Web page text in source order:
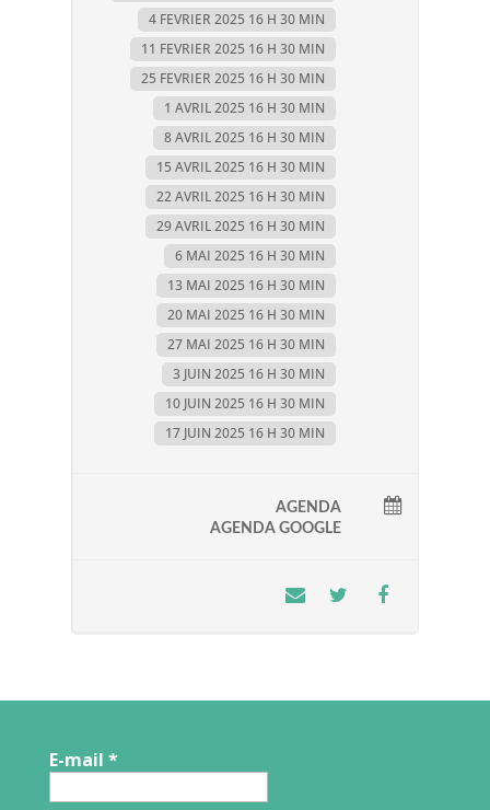
4 FEVRIER 2025 16 H 30 MIN
11 FEVRIER 2025 16 H 30 MIN
25 FEVRIER 2025 16 H 30 MIN
1 AVRIL 2025 16 H 30 MIN
8 AVRIL 2025 16 H 30 MIN
15 AVRIL 2025 16 H 30 MIN
22 AVRIL 2025 16 H 30 MIN
29 AVRIL 2025 16 H 30 MIN
6 MAI 2025 16 H 30 MIN
13 MAI 2025 16 H 30 MIN
20 MAI 2025 16 H 30 MIN
27 MAI 2025 16 H 30 MIN
3 JUIN 2025 16 H 30 MIN
10 JUIN 2025 16 H 30 MIN
17 JUIN 2025 16 H 30 MIN
AGENDA
AGENDA GOOGLE
E-mail *